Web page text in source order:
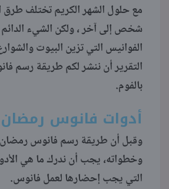
فنجان قهوة
بوابة الطلبة
منوعات
مع حلول الشهر الكريم تختلف طرق
شخص إلى آخر ، ولكن الشيء
الفوانيس التي تزين البيوت
التقرير أن ننشر لكم طريقة رسم
بالفوم.
أدوات فانوس رمضان
وقبل أن طريقة رسم فانوس رمضان
وخطواته، يجب أن ندرك ما هي
التي يجب إحضارها لعمل فانوس.